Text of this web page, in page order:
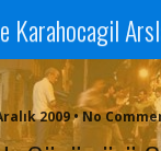
Karahocagil
2009 • No